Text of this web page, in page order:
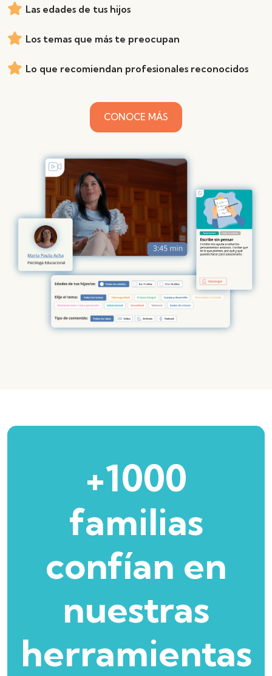
Las edades de tus hijos
Los temas que más te preocupan
Lo que recomiendan profesionales reconocidos
CONOCE MÁS
+1000
familias
confían en
nuestras
herramientas